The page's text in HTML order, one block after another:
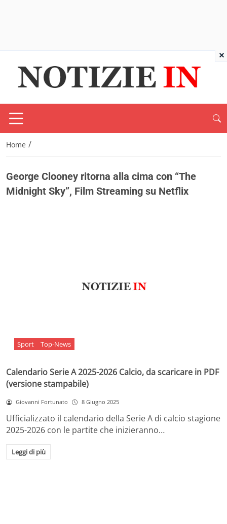
Home /
George Clooney ritorna alla cima con “The
Midnight Sky”, Film Streaming su Netflix
Sport Top-News
Calendario Serie A 2025-2026 Calcio, da scaricare in PDF
(versione stampabile)
Giovanni Fortunato 8 Giugno 2025
Ufficializzato il calendario della Serie A di calcio stagione
2025-2026 con le partite che inizieranno…
Leggi di più
×